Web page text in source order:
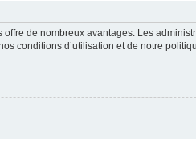
de nombreux avantages. Les
conditions d’utilisation et de notre